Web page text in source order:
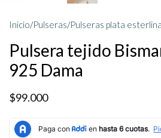
Inicio/Pulseras/Pulseras plata esterlina
Pulsera tejido
925 Dama
$99.000